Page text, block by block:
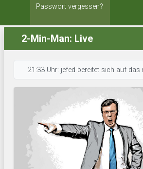
Passwort vergessen?
2-Min-Man: Live
21:33 Uhr: jefed bereitet sich auf das